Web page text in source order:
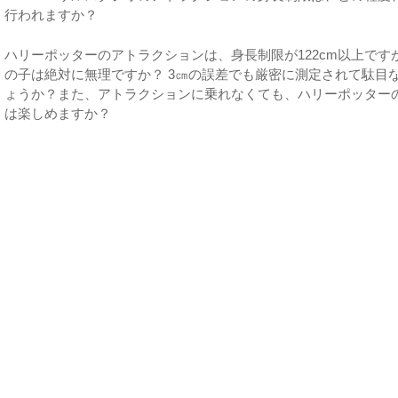
行われますか？
ハリーポッターのアトラクションは、身長制限が122cm以上です
の子は絶対に無理ですか？ 3㎝の誤差でも厳密に測定されて駄目
ょうか？また、アトラクションに乗れなくても、ハリーポッター
は楽しめますか？